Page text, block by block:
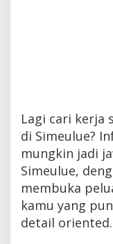
Lagi cari kerja
di Simeulue?
mungkin jadi
Simeulue,
membuka
kamu yang
detail oriented.